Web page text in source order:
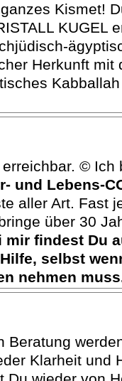
Kismet!
KUGEL
Herkunft mit
erreichbar. ©
und Lebens-
aller Art. Fast
über 30
mir findest Du
selbst
nehmen
Beratung
Klarheit und